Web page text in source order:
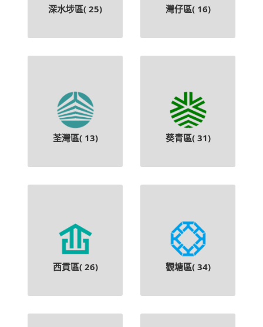
深水埗區( 25) 灣仔區( 16)
荃灣區( 13) 葵青區( 31)
西貢區( 26) 觀塘區( 34)